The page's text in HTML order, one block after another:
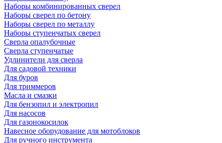
Наборы комбинированных сверел
Наборы сверел по бетону
Наборы сверел по металлу
Наборы ступенчатых сверел
Сверла опалубочные
Сверла ступенчатые
Удлинители для сверла
Для садовой техники
Для буров
Для триммеров
Масла и смазки
Для бензопил и электропил
Для насосов
Для газонокосилок
Навесное оборудование для мотоблоков
Для ручного инструмента